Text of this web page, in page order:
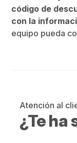
código de
con la
equipo pueda
Atención al
¿Te ha